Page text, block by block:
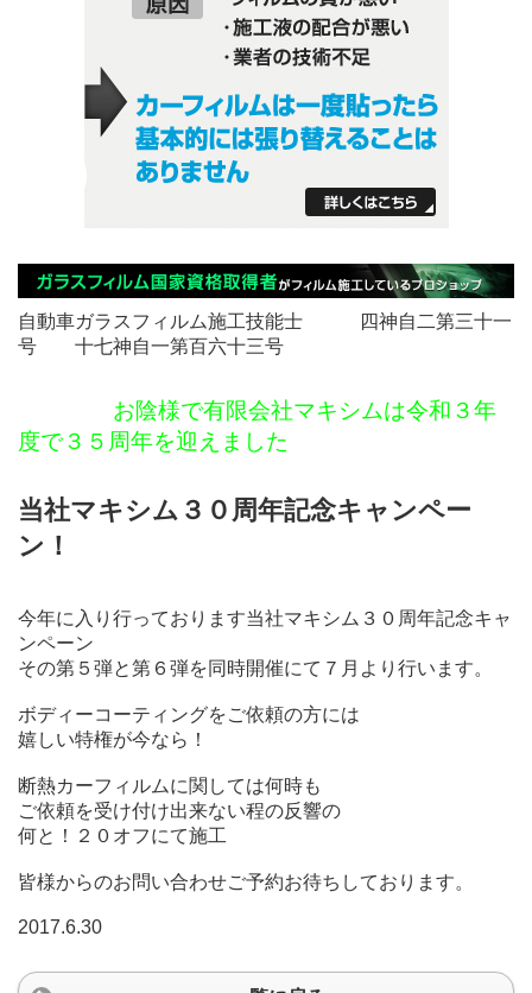
自動車ガラスフィルム施工技能士 四神自二第三十一
号 十七神自一第百六十三号
お陰様で有限会社マキシムは令和３年
度で３５周年を迎えました
当社マキシム３０周年記念キャンペー
ン！
今年に入り行っております当社マキシム３０周年記念キャ
ンペーン
その第５弾と第６弾を同時開催にて７月より行います。
ボディーコーティングをご依頼の方には
嬉しい特権が今なら！
断熱カーフィルムに関しては何時も
ご依頼を受け付け出来ない程の反響の
何と！２０オフにて施工
皆様からのお問い合わせご予約お待ちしております。
2017.6.30